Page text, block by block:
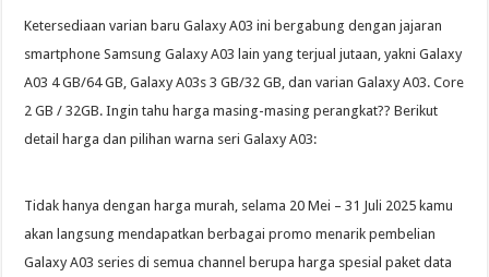
Ketersediaan varian baru Galaxy A03 ini bergabung dengan jajaran
smartphone Samsung Galaxy A03 lain yang terjual jutaan, yakni Galaxy
A03 4 GB/64 GB, Galaxy A03s 3 GB/32 GB, dan varian Galaxy A03. Core
2 GB / 32GB. Ingin tahu harga masing-masing perangkat?? Berikut
detail harga dan pilihan warna seri Galaxy A03:
Tidak hanya dengan harga murah, selama 20 Mei – 31 Juli 2025 kamu
akan langsung mendapatkan berbagai promo menarik pembelian
Galaxy A03 series di semua channel berupa harga spesial paket data